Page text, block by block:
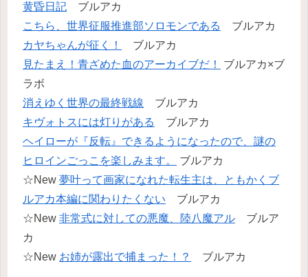
黄昏日記 ブルアカ
こちら、世界征服推進部ソロモンである
ブルアカ
カヤちゃんが征く！
ブルアカ
見たまえ！青ざめた血のアーカイブだ！
ブルアカ×ブ
ラボ
消えゆく世界の最終戦線 ブルアカ
キヴォトスには灯りがある
ブルアカ
ヘイローが『反転』できるようになったので、謎の
ヒロインごっこを楽しみます。
ブルアカ
☆New 夢叶って画家になれた転生主は、ともかくブ
ルアカ本編に関わりたくない ブルアカ
☆New 非常式に対しての悪魔、陸八魔アル ブルア
カ
☆New お姉が露出で捕まった！？ ブルアカ